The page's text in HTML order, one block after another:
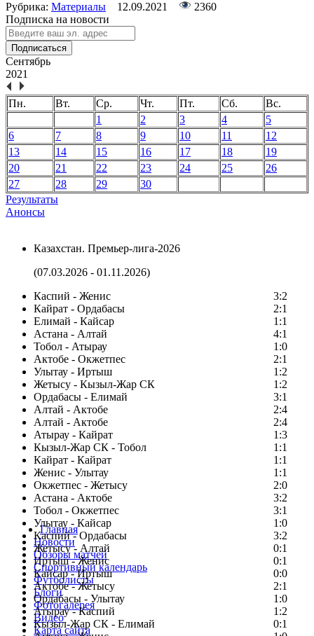
Рубрика: Материалы 12.09.2021
2360
Подписка на новости
Подписаться
Сентябрь
2021
Пн. Вт. Ср. Чт. Пт. Сб.
Вс.
1
2 3 4
5
6
7 8 9 10 11
12
13
14 15 16 17 18
19
20
21 22 23 24 25
26
27
28 29
30
Результаты
Анонсы
Казахстан. Премьер-лига-2026
(07.03.2026 - 01.11.2026)
Каспий - Женис
3:2
Кайрат - Ордабасы
2:1
Елимай - Кайсар
1:1
Астана - Алтай
4:1
Тобол - Атырау
1:0
Актобе - Окжетпес
2:1
Улытау - Иртыш
1:2
Жетысу - Кызыл-Жар СК
1:2
Ордабасы - Елимай
3:1
Алтай - Актобе
2:4
Алтай - Актобе
2:4
Атырау - Кайрат
1:3
Кызыл-Жар СК - Тобол
1:1
Кайрат - Кайрат
1:1
Женис - Улытау
1:1
Окжетпес - Жетысу
2:0
Астана - Актобе
3:2
Тобол - Окжетпес
3:1
Улытау - Кайсар
1:0
Каспий - Ордабасы
3:2
Жетысу - Алтай
0:1
Иртыш - Женис
0:1
Кайсар - Иртыш
0:0
Актобе - Жетысу
2:1
Ордабасы - Улытау
1:0
Атырау - Каспий
1:2
Кызыл-Жар СК - Елимай
0:1
Главная
Новости
Обзоры матчей
Спортивный календарь
Футболисты
Блоги
Фотогалерея
Видео
Карта сайта